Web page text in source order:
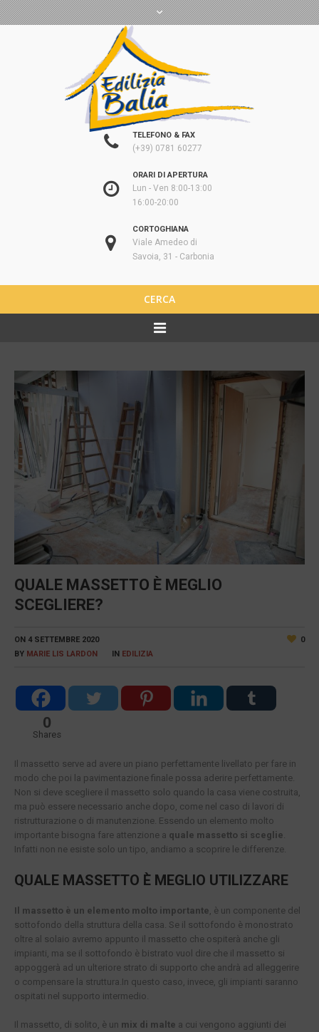
TELEFONO & FAX
(+39) 0781 60277
ORARI DI APERTURA
Lun - Ven 8:00-13:00
16:00-20:00
CORTOGHIANA
Viale Amedeo di
Savoia, 31 - Carbonia
CERCA
QUALE MASSETTO È MEGLIO
SCEGLIERE?
0
ON 4 SETTEMBRE 2020
BY MARIE LIS LARDON IN EDILIZIA
0
Shares
Il massetto serve ad avere un piano perfettamente livellato per fare in
modo che poi la pavimentazione finale possa aderire perfettamente.
Non si deve scegliere il massetto solo quando la casa viene costruita,
ma può essere necessario anche dopo, come nel caso di lavori di
ristrutturazione o di manutenzione. Essendo un elemento molto
importante bisogna fare attenzione a quale massetto si sceglie.
Infatti non ne esiste solo un tipo, andiamo a scoprire le differenze.
QUALE MASSETTO È MEGLIO UTILIZZARE
Il massetto è un elemento molto importante, è un componente del
sottofondo della struttura della casa. Se il sottofondo è monostrato
oltre al solaio avremo appunto il massetto che ospiterà anche gli
impianti, ma se il sottofondo è bistrato vuol dire che il massetto si
appoggerà ad un ulteriore strato di supporto che andrà ad alleggerire
o compensare la struttura.In questo caso, invece, gli impianti saranno
ospitati nel supporto intermedio.
Il massetto, di solito, è un mix di malte a cui vengono aggiunti dei